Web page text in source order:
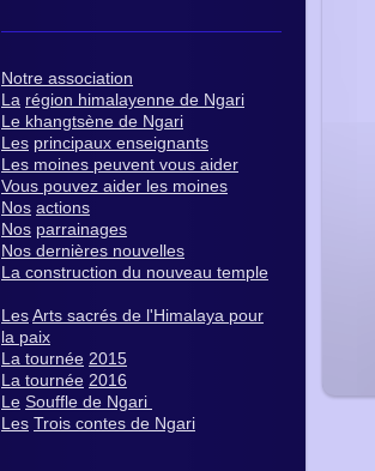
Notre association
La région himalayenne de Ngari
Le khangtsène de Ngari
Les principaux enseignants
Les moines peuvent vous aider
Vous pouvez aider les moines
Nos actions
Nos parrainages
Nos dernières nouvelles
La construction du nouveau temple
LesArts sacrés de l'Himalaya pour
la paix
La tournée 2015
La tournée 2016
Le Souffle de Ngari
Les Trois contes de Ngari